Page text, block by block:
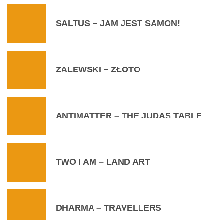
SALTUS – JAM JEST SAMON!
ZALEWSKI – ZŁOTO
ANTIMATTER – THE JUDAS TABLE
TWO I AM – LAND ART
DHARMA – TRAVELLERS